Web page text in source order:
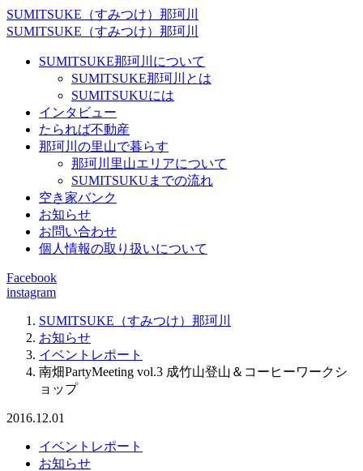
SUMITSUKE（すみつけ）那珂川
SUMITSUKE（すみつけ）那珂川
SUMITSUKE那珂川について
SUMITSUKE那珂川とは
SUMITSUKUには
インタビュー
たられば不動産
那珂川の里山で暮らす
那珂川里山エリアについて
SUMITSUKUまでの流れ
空き家バンク
お知らせ
お問い合わせ
個人情報の取り扱いについて
Facebook
instagram
SUMITSUKE（すみつけ）那珂川
お知らせ
イベントレポート
南畑PartyMeeting vol.3 成竹山登山＆コーヒーワークシ
ョップ
2016.12.01
イベントレポート
お知らせ